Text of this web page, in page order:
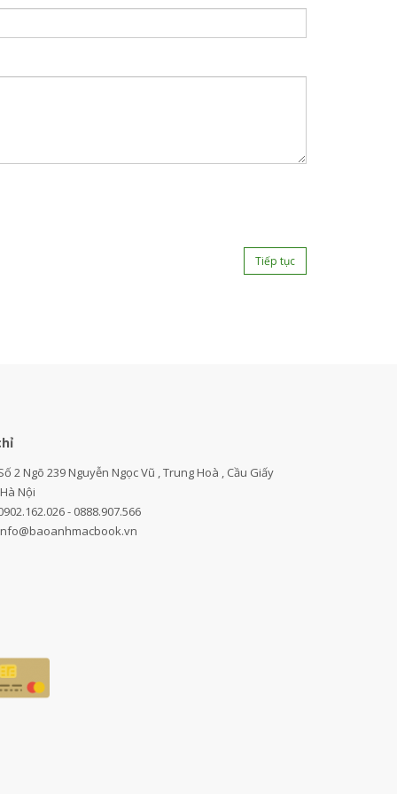
Tiếp tục
2 Ngõ 239 Nguyễn Ngọc Vũ , Trung Hoà , Cầu Giấy
Nội
- 0888.907.566